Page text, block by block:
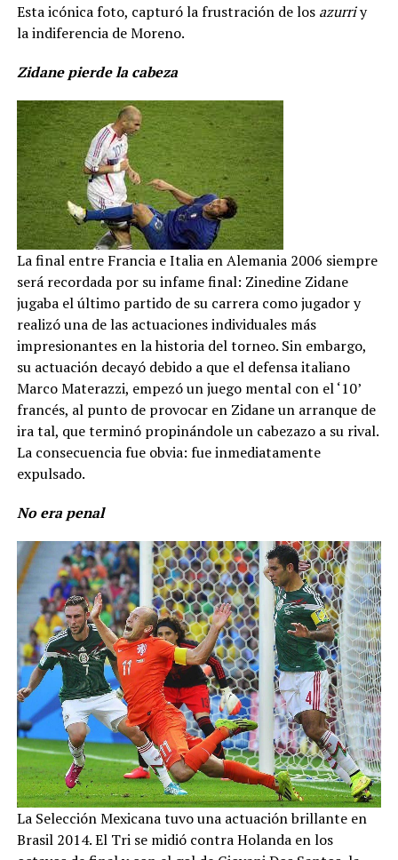
Esta icónica foto, capturó la frustración de los azurriy
la indiferencia de Moreno.
Zidane pierde la cabeza
La final entre Francia e Italia en Alemania 2006 siempre
será recordada por su infame final: Zinedine Zidane
jugaba el último partido de su carrera como jugador y
realizó una de las actuaciones individuales más
impresionantes en la historia del torneo. Sin embargo,
su actuación decayó debido a que el defensa italiano
Marco Materazzi, empezó un juego mental con el ‘10’
francés, al punto de provocar en Zidane un arranque de
ira tal, que terminó propinándole un cabezazo a su rival.
La consecuencia fue obvia: fue inmediatamente
expulsado.
No era penal
La Selección Mexicana tuvo una actuación brillante en
Brasil 2014. El Tri se midió contra Holanda en los